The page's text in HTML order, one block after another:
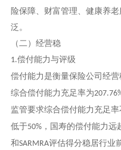
险保障、财富管理、健康养
泛。
（二）经营稳
1.偿付能力与评级
偿付能力是衡量保险公司经营
综合偿付能力充足率为
监管要求综合偿付能力充足率
低于50%，国寿的偿付能力远
和SARMRA评估得分稳居行业